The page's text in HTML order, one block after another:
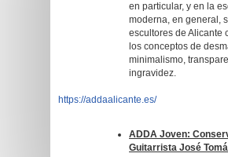
en particular, y en la
moderna, en general,
escultores de Alicante
los conceptos de
minimalismo,
ingravidez.
https://addaalicante.es/
ADDA Joven:
Guitarrista José